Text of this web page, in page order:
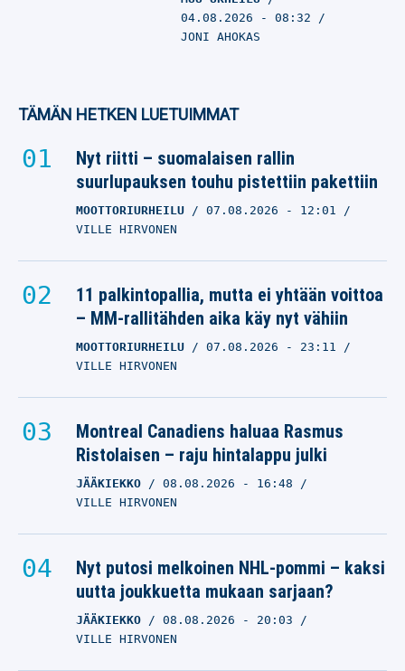
04.08.2026 - 08:32
JONI AHOKAS
TÄMÄN HETKEN LUETUIMMAT
Nyt riitti – suomalaisen rallin
suurlupauksen touhu pistettiin pakettiin
MOOTTORIURHEILU 07.08.2026 - 12:01
VILLE HIRVONEN
11 palkintopallia, mutta ei yhtään voittoa
– MM-rallitähden aika käy nyt vähiin
MOOTTORIURHEILU 07.08.2026 - 23:11
VILLE HIRVONEN
Montreal Canadiens haluaa Rasmus
Ristolaisen – raju hintalappu julki
JÄÄKIEKKO 08.08.2026 - 16:48
VILLE HIRVONEN
Nyt putosi melkoinen NHL-pommi – kaksi
uutta joukkuetta mukaan sarjaan?
JÄÄKIEKKO 08.08.2026 - 20:03
VILLE HIRVONEN